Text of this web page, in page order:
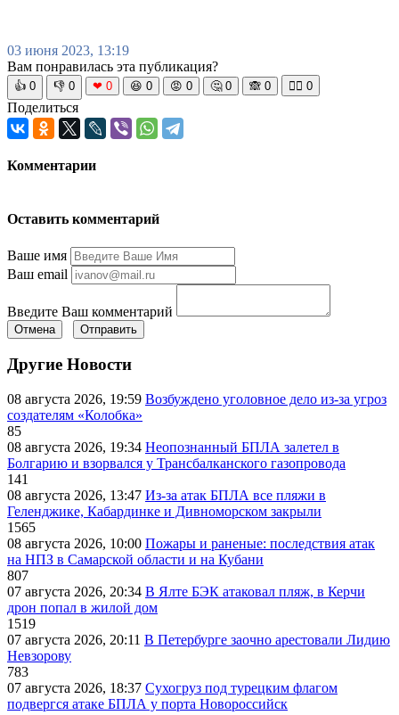
03 июня 2023, 13:19
Вам понравилась эта публикация?
👍 0 👎 0 ❤ 0 😆 0 😡 0 🤔 0 🙈 0 🧘‍♀️ 0
Поделиться
Комментарии
Оставить комментарий
Ваше имя
Ваш email
Введите Ваш комментарий
Отмена Отправить
Другие Новости
08 августа 2026, 19:59 Возбуждено уголовное дело из-за угроз
создателям «Колобка»
85
08 августа 2026, 19:34 Неопознанный БПЛА залетел в
Болгарию и взорвался у Трансбалканского газопровода
141
08 августа 2026, 13:47 Из-за атак БПЛА все пляжи в
Геленджике, Кабардинке и Дивноморском закрыли
1565
08 августа 2026, 10:00 Пожары и раненые: последствия атак
на НПЗ в Самарской области и на Кубани
807
07 августа 2026, 20:34 В Ялте БЭК атаковал пляж, в Керчи
дрон попал в жилой дом
1519
07 августа 2026, 20:11 В Петербурге заочно арестовали Лидию
Невзорову
783
07 августа 2026, 18:37 Сухогруз под турецким флагом
подвергся атаке БПЛА у порта Новороссийск